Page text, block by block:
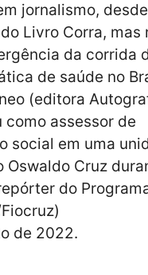
jornalismo, desde
Livro Corra, mas
da corrida
de saúde no
(editora
como assessor de
social em uma
Oswaldo Cruz
do
de 2022.